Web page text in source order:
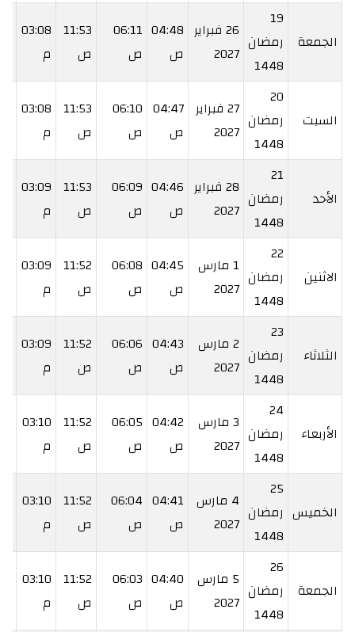
الجمعة
19
رمضان
1448
26 فبراير
2027
04:48
ص
06:11
ص
11:53
ص
03:08
م
السبت
20
رمضان
1448
27 فبراير
2027
04:47
ص
06:10
ص
11:53
ص
03:08
م
الأحد
21
رمضان
1448
28 فبراير
2027
04:46
ص
06:09
ص
11:53
ص
03:09
م
الاثنين
22
رمضان
1448
1 مارس
2027
04:45
ص
06:08
ص
11:52
ص
03:09
م
الثلاثاء
23
رمضان
1448
2 مارس
2027
04:43
ص
06:06
ص
11:52
ص
03:09
م
الأربعاء
24
رمضان
1448
3 مارس
2027
04:42
ص
06:05
ص
11:52
ص
03:10
م
الخميس
25
رمضان
1448
4 مارس
2027
04:41
ص
06:04
ص
11:52
ص
03:10
م
الجمعة
26
رمضان
1448
5 مارس
2027
04:40
ص
06:03
ص
11:52
ص
03:10
م